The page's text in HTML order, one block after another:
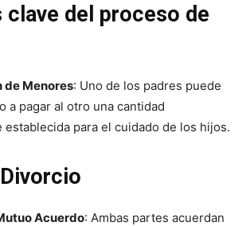
del proceso de
de Menores: Uno de los padres puede
a pagar al otro una cantidad
establecida para el cuidado de los hijos.
Acuerdo: Ambas partes acuerdan